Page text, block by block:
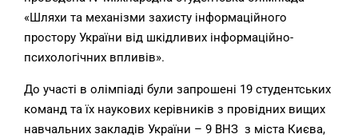
«Шляхи та механізми захисту інформаційного
простору України від шкідливих інформаційно-
психологічних впливів».
До участі в олімпіаді були запрошені 19 студентських
команд та їх наукових керівників з провідних вищих
навчальних закладів України – 9 ВНЗ з міста Києва,